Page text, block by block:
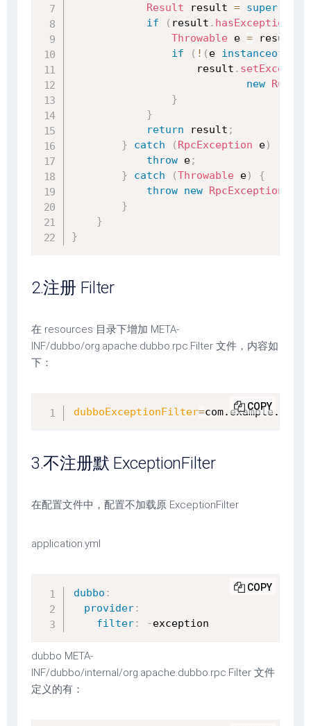
Result result = super
if
( result . hasException
Throwable e = result
if
( ! ( e instanceof
                    result
.
new
}
}
return result ;
}
catch ( RpcException e)
{
throw e;
}
catch (Throwable e)
{
throw new RpcException
}
}
}
2.注册 Filter
在 resources 目录下增加 META-
INF/dubbo/org.apache.dubbo.rpc.Filter 文件，内容如
下：
dubboExceptionFilter= COPY
3.不注册默 ExceptionFilter
在配置文件中，配置不加载原 ExceptionFilter
application.yml
dubbo :
provider:
filter: -exception
COPY
dubbo META-
INF/dubbo/internal/org.apache.dubbo.rpc.Filter 文件
定义的有：